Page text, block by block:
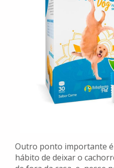
Outro ponto importante
hábito de deixar o